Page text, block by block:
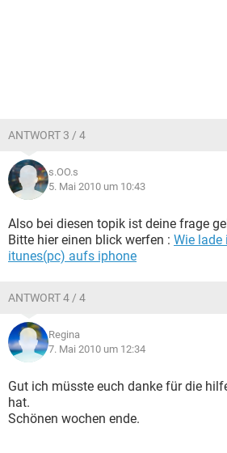
ANTWORT 3 / 4
s.OO.s
5. Mai 2010 um 10:43
Also bei diesen topik ist deine frage
Bitte hier einen blick werfen : Wie lade
itunes(pc) aufs iphone
ANTWORT 4 / 4
Regina
7. Mai 2010 um 12:34
Gut ich müsste euch danke für die
hat.
Schönen wochen ende.